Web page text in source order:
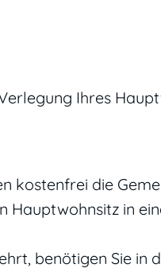
Ihres
kostenfrei die
Hauptwohnsitz in
benötigen Sie in